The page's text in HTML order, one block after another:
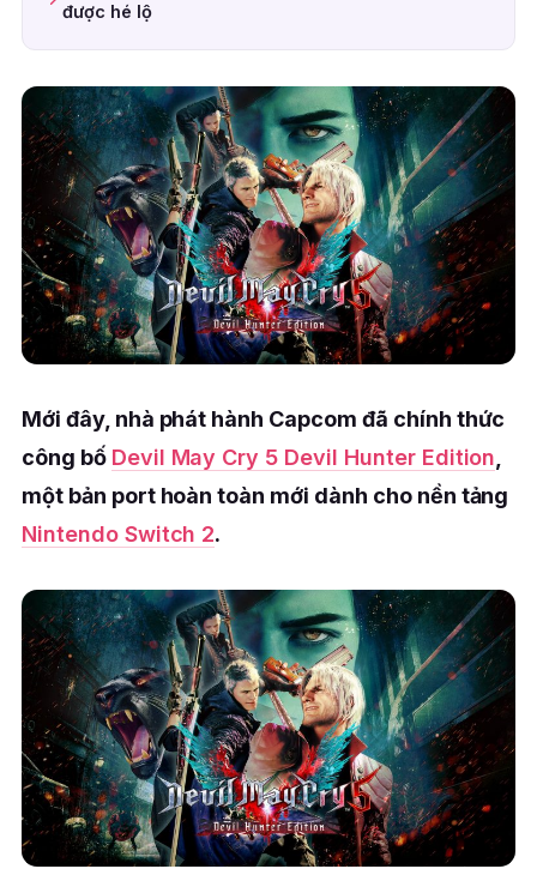
được hé lộ
Mới đây, nhà phát hành Capcom đã chính thức
công bố Devil May Cry 5 Devil Hunter Edition
một bản port hoàn toàn mới dành cho nền tảng
Nintendo Switch 2.